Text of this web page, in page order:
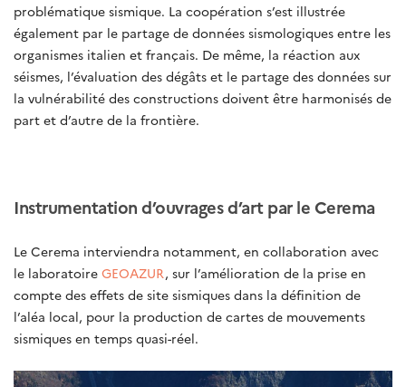
problématique sismique. La coopération s’est illustrée
également par le partage de données sismologiques entre les
organismes italien et français. De même, la réaction aux
séismes, l’évaluation des dégâts et le partage des données sur
la vulnérabilité des constructions doivent être harmonisés de
part et d’autre de la frontière.
Instrumentation d’ouvrages d’art par le Cerema
Le Cerema interviendra notamment, en collaboration avec
le laboratoire GEOAZUR, sur l’amélioration de la prise en
compte des effets de site sismiques dans la définition de
l’aléa local, pour la production de cartes de mouvements
sismiques en temps quasi-réel.